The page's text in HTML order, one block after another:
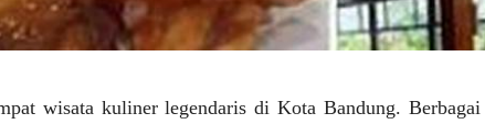
wisata kuliner legendaris di Kota Bandung.